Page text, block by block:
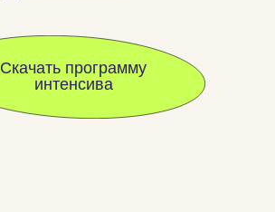
Скачать программу
интенсива